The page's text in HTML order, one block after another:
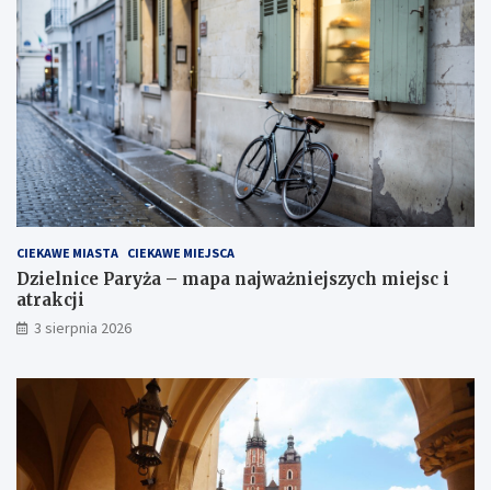
CIEKAWE MIASTA CIEKAWE MIEJSCA
Dzielnice Paryża – mapa najważniejszych miejsc i
atrakcji
3 sierpnia 2026